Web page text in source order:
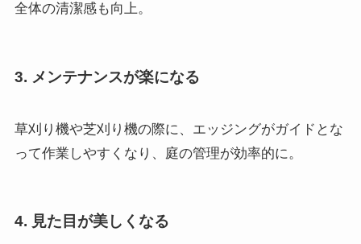
全体の清潔感も向上。
3. メンテナンスが楽になる
草刈り機や芝刈り機の際に、エッジングがガイドとな
って作業しやすくなり、庭の管理が効率的に。
4. 見た目が美しくなる